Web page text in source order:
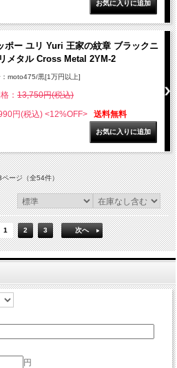
ポー ユリ Yuri 王家の紋章 ブラックニ
メタル Cross Metal 2YM-2
moto475/黒[1万円以上]
： 13,750円(税込)
円(税込) <12%OFF> 送料無料
ージ（全54件）
1 2 3 次へ
円